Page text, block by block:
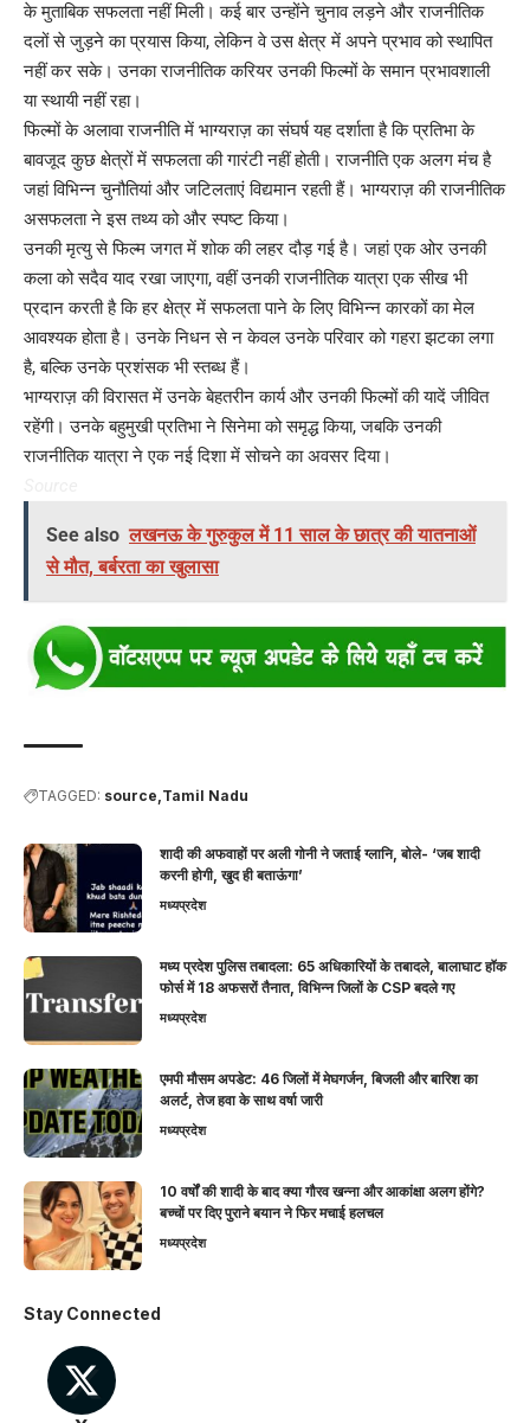
के मुताबिक सफलता नहीं मिली। कई बार उन्होंने चुनाव लड़ने और राजनीतिक
दलों से जुड़ने का प्रयास किया, लेकिन वे उस क्षेत्र में अपने प्रभाव को स्थापित
नहीं कर सके। उनका राजनीतिक करियर उनकी फिल्मों के समान प्रभावशाली
या स्थायी नहीं रहा।
फिल्मों के अलावा राजनीति में भाग्यराज़ का संघर्ष यह दर्शाता है कि प्रतिभा के
बावजूद कुछ क्षेत्रों में सफलता की गारंटी नहीं होती। राजनीति एक अलग मंच है
जहां विभिन्न चुनौतियां और जटिलताएं विद्यमान रहती हैं। भाग्यराज़ की राजनीतिक
असफलता ने इस तथ्य को और स्पष्ट किया।
उनकी मृत्यु से फिल्म जगत में शोक की लहर दौड़ गई है। जहां एक ओर उनकी
कला को सदैव याद रखा जाएगा, वहीं उनकी राजनीतिक यात्रा एक सीख भी
प्रदान करती है कि हर क्षेत्र में सफलता पाने के लिए विभिन्न कारकों का मेल
आवश्यक होता है। उनके निधन से न केवल उनके परिवार को गहरा झटका लगा
है, बल्कि उनके प्रशंसक भी स्तब्ध हैं।
भाग्यराज़ की विरासत में उनके बेहतरीन कार्य और उनकी फिल्मों की यादें जीवित
रहेंगी। उनके बहुमुखी प्रतिभा ने सिनेमा को समृद्ध किया, जबकि उनकी
राजनीतिक यात्रा ने एक नई दिशा में सोचने का अवसर दिया।
See also लखनऊ के गुरुकुल में 11 साल के छात्र की यातनाओं
से मौत, बर्बरता का खुलासा
TAGGED: source Tamil Nadu
शादी की अफवाहों पर अली गोनी ने जताई ग्लानि, बोले- ‘जब शादी
करनी होगी, खुद ही बताऊंगा’
मध्यप्रदेश
मध्य प्रदेश पुलिस तबादला: 65 अधिकारियों के तबादले, बालाघाट हॉक
फोर्स में 18 अफसरों तैनात, विभिन्न जिलों के CSP बदले गए
मध्यप्रदेश
एमपी मौसम अपडेट: 46 जिलों में मेघगर्जन, बिजली और बारिश का
अलर्ट, तेज हवा के साथ वर्षा जारी
मध्यप्रदेश
10 वर्षों की शादी के बाद क्या गौरव खन्ना और आकांक्षा अलग होंगे?
बच्चों पर दिए पुराने बयान ने फिर मचाई हलचल
मध्यप्रदेश
Stay Connected